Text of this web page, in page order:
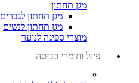
מגן תחתון
מגן תחתון לגברים
מגן תחתון לנשים
מוצרי ספיגה לנוער
פינל וחומרי כביסה